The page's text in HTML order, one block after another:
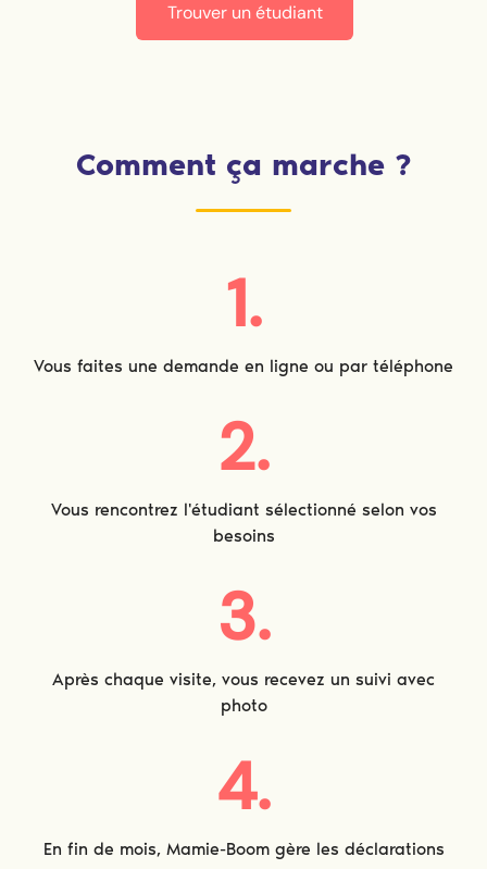
Trouver un étudiant
Comment ça marche ?
1.
Vous faites une demande en ligne ou par téléphone
2.
Vous rencontrez l'étudiant sélectionné selon vos
besoins
3.
Après chaque visite, vous recevez un suivi avec
photo
4.
En fin de mois, Mamie-Boom gère les déclarations